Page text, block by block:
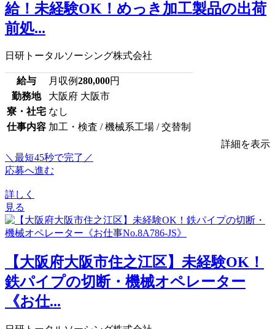
給！未経験OK！めっき加工製品の出荷
前処...
日研トータルソーシング株式会社
給与 月収例280,000円
勤務地
大阪府 大阪市
寮・社宅 なし
仕事内容 加工・検査 / 機械系工場 / 交替制
詳細を表示
＼最短45秒で完了／
応募へ進む
詳しく
見る
【大阪府大阪市住之江区】未経験OK！
鉄パイプの切断・機械オペレーター
《お仕...